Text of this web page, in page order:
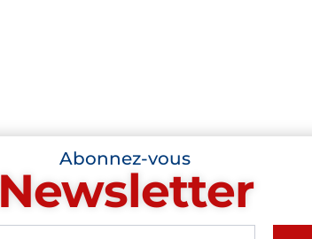
Abonnez-vous
Newsletter